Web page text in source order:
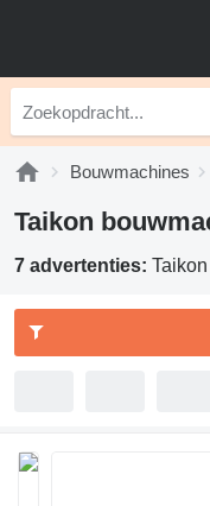
Bouwmachines
Taikon
7 advertenties: